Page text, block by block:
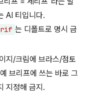
AI 티입니다.
는 디폴트로 명시 금
지/크림에 브라스/점토
브리프에 쓰는 바로 그
지정해 금지.